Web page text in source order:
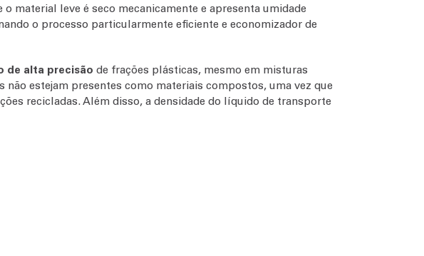
material leve é seco mecanicamente e apresenta umidade
o processo particularmente eficiente e economizador de
de alta precisão de frações plásticas, mesmo em misturas
estejam presentes como materiais compostos, uma vez que
recicladas. Além disso, a densidade do líquido de transporte